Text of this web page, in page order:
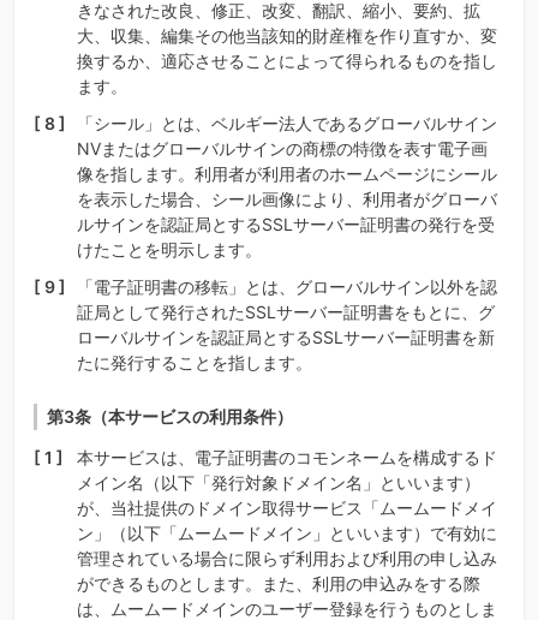
きなされた改良、修正、改変、翻訳、縮小、要約、拡
大、収集、編集その他当該知的財産権を作り直すか、変
換するか、適応させることによって得られるものを指し
ます。
「シール」とは、ベルギー法人であるグローバルサイン
NVまたはグローバルサインの商標の特徴を表す電子画
像を指します。利用者が利用者のホームページにシール
を表示した場合、シール画像により、利用者がグローバ
ルサインを認証局とするSSLサーバー証明書の発行を受
けたことを明示します。
「電子証明書の移転」とは、グローバルサイン以外を認
証局として発行されたSSLサーバー証明書をもとに、グ
ローバルサインを認証局とするSSLサーバー証明書を新
たに発行することを指します。
第3条（本サービスの利用条件）
本サービスは、電子証明書のコモンネームを構成するド
メイン名（以下「発行対象ドメイン名」といいます）
が、当社提供のドメイン取得サービス「ムームードメイ
ン」（以下「ムームードメイン」といいます）で有効に
管理されている場合に限らず利用および利用の申し込み
ができるものとします。また、利用の申込みをする際
は、ムームードメインのユーザー登録を行うものとしま